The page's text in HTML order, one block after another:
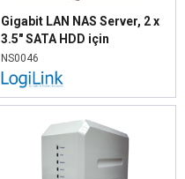
Gigabit LAN NAS Server, 2 x
3.5" SATA HDD için
NS0046